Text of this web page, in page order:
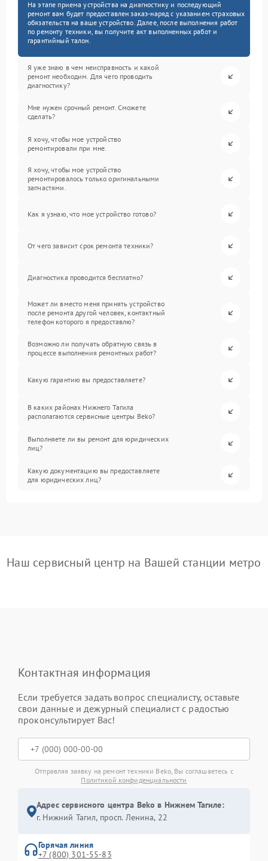
На этапе приема устройства на диагностику и последующий
ремонт вам будет предоставлен заказ-наряд с указанием страховых
обязательств на ваше устройство. Далее, после выполнения работ
по ремонту техники, вы получите акт выполненных работ и
гарантийный талон.
Я уже знаю в чем неисправность и какой
ремонт необходим. Для чего проводить
диагностику?
Мне нужен срочный ремонт. Сможете
сделать?
Я хочу, чтобы мое устройство
ремонтировали при мне.
Я хочу, чтобы мое устройство
ремонтировалось только оригинальными
запчастями.
Как я узнаю, что мое устройство готово?
От чего зависит срок ремонта техники?
Диагностика проводится бесплатно?
Может ли вместо меня принять устройство
после ремонта другой человек, контактный
телефон которого я предоставлю?
Возможно ли получать обратную связь в
процессе выполнения ремонтных работ?
Какую гарантию вы предоставляете?
В каких районах Нижнего Тагила
располагаются сервисные центры Beko?
Выполняете ли вы ремонт для юридических
лиц?
Какую документацию вы предоставляете
для юридических лиц?
Наш сервисный центр на Вашей станции метро
Контактная информация
Если требуется задать вопрос специалисту, оставьте
свои данные и дежурный специалист с радостью
проконсультирует Вас!
Отправляя заявку на ремонт техники Beko, Вы соглашаетесь с
Политикой конфиденциальности
Адрес сервисного центра Beko в Нижнем Тагиле:
г. Нижний Тагил, просп. Ленина, 22
Горячая линия
+7 (800) 301-55-83